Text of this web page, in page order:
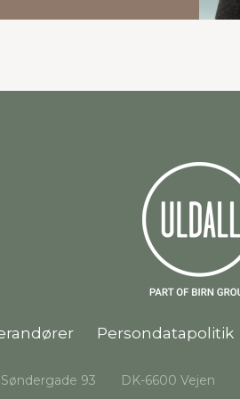
Persondatapolitik
Søndergade 93 DK-6600 Vejen